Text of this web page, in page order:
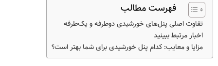
فهرست مطالب
تفاوت اصلی پنل‌های خورشیدی دوطرفه و یک‌طرفه
اخبار مرتبط ببینید
مزایا و معایب: کدام پنل خورشیدی برای شما بهتر است؟